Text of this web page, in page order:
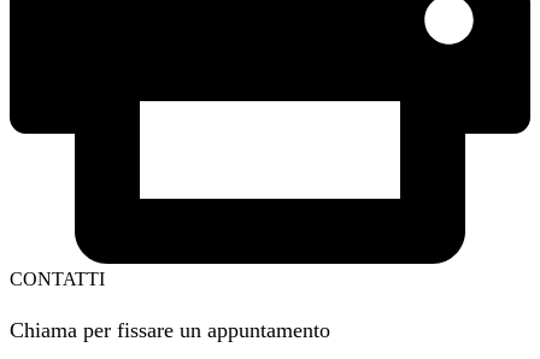
CONTATTI
Chiama per fissare un appuntamento